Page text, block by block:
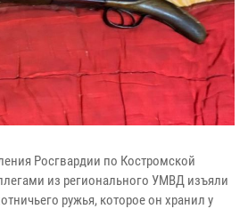
Росгвардии по Костромской
из регионального УМВД изъяли
ружья, которое он хранил у